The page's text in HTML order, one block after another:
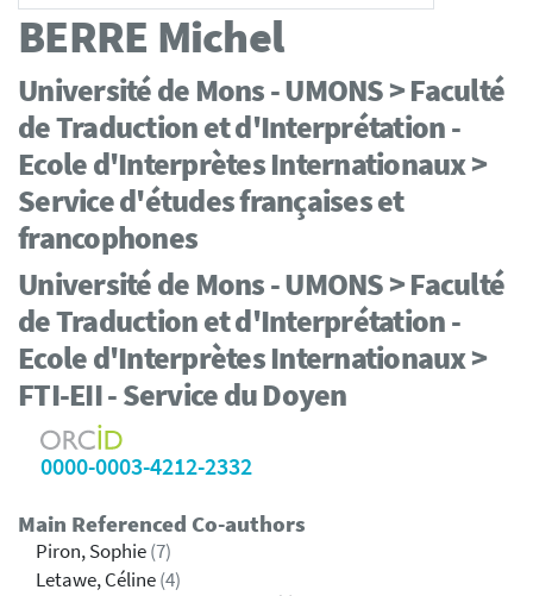
BERRE Michel
Université de Mons - UMONS > Faculté
de Traduction et d'Interprétation -
Ecole d'Interprètes Internationaux >
Service d'études françaises et
francophones
Université de Mons - UMONS > Faculté
de Traduction et d'Interprétation -
Ecole d'Interprètes Internationaux >
FTI-EII - Service du Doyen
0000-0003-4212-2332
Main Referenced Co-authors
Piron, Sophie(7)
Letawe, Céline(4)